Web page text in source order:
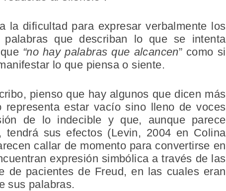
la dificultad para expresar verbalmente los
que describan lo que se intenta
“no hay palabras que alcancen” como si
lo que piensa o siente.
pienso que hay algunos que dicen más
estar vacío sino lleno de voces
de lo indecible y que, aunque parece
sus efectos (Levin, 2004 en Colina
callar de momento para convertirse en
expresión simbólica a través de las
de pacientes de Freud, en las cuales eran
sus palabras.